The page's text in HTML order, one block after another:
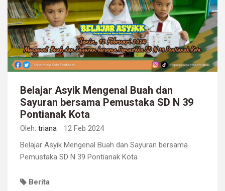
Belajar Asyik Mengenal Buah dan
Sayuran bersama Pemustaka SD N 39
Pontianak Kota
Oleh: triana
12 Feb 2024
Belajar Asyik Mengenal Buah dan Sayuran bersama
Pemustaka SD N 39 Pontianak Kota
Berita